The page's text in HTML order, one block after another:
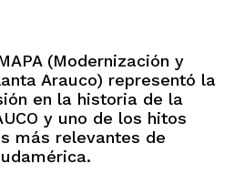
(Modernización y
Arauco) representó la
en la historia de la
y uno de los hitos
más relevantes de